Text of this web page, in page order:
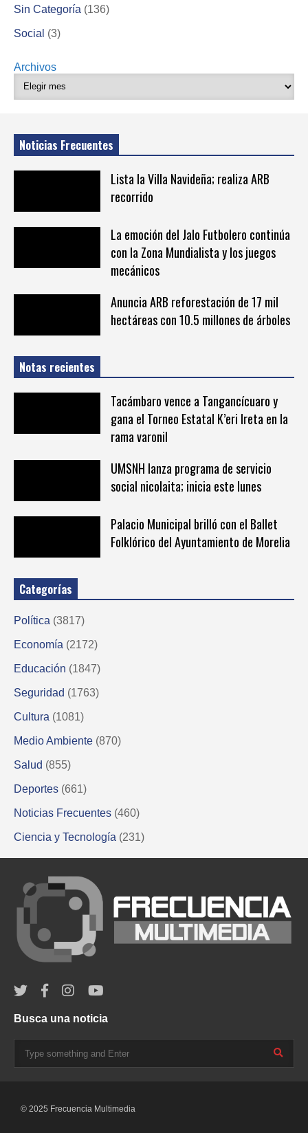
Sin Categoría (136)
Social (3)
Archivos
Noticias Frecuentes
Lista la Villa Navideña; realiza ARB
recorrido
La emoción del Jalo Futbolero continúa
con la Zona Mundialista y los juegos
mecánicos
Anuncia ARB reforestación de 17 mil
hectáreas con 10.5 millones de árboles
Notas recientes
Tacámbaro vence a Tangancícuaro y
gana el Torneo Estatal K’eri Ireta en la
rama varonil
UMSNH lanza programa de servicio
social nicolaita; inicia este lunes
Palacio Municipal brilló con el Ballet
Folklórico del Ayuntamiento de Morelia
Categorías
Política (3817)
Economía (2172)
Educación (1847)
Seguridad (1763)
Cultura (1081)
Medio Ambiente (870)
Salud (855)
Deportes (661)
Noticias Frecuentes (460)
Ciencia y Tecnología (231)
Busca una noticia
© 2025 Frecuencia Multimedia